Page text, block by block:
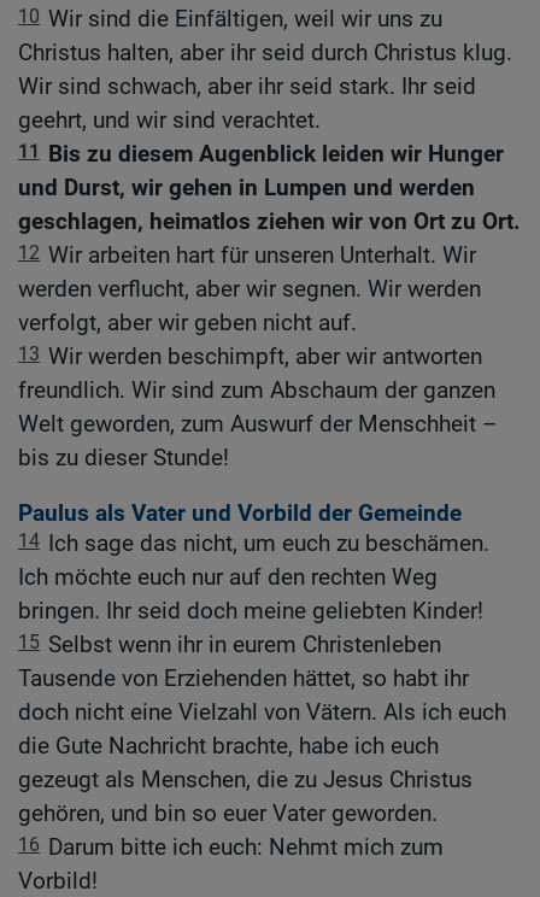
10 Wir sind die Einfältigen, weil wir uns zu
Christus halten, aber ihr seid durch Christus klug.
Wir sind schwach, aber ihr seid stark. Ihr seid
geehrt, und wir sind verachtet.
11
Bis zu diesem Augenblick leiden wir Hunger
und Durst, wir gehen in Lumpen und werden
geschlagen, heimatlos ziehen wir von Ort zu Ort.
12 Wir arbeiten hart für unseren Unterhalt. Wir
werden verflucht, aber wir segnen. Wir werden
verfolgt, aber wir geben nicht auf.
13 Wir werden beschimpft, aber wir antworten
freundlich. Wir sind zum Abschaum der ganzen
Welt geworden, zum Auswurf der Menschheit –
bis zu dieser Stunde!
Paulus als Vater und Vorbild der Gemeinde
14 Ich sage das nicht, um euch zu beschämen.
Ich möchte euch nur auf den rechten Weg
bringen. Ihr seid doch meine geliebten Kinder!
15 Selbst wenn ihr in eurem Christenleben
Tausende von Erziehenden hättet, so habt ihr
doch nicht eine Vielzahl von Vätern. Als ich euch
die Gute Nachricht brachte, habe ich euch
gezeugt als Menschen, die zu Jesus Christus
gehören, und bin so euer Vater geworden.
16 Darum bitte ich euch: Nehmt mich zum
Vorbild!